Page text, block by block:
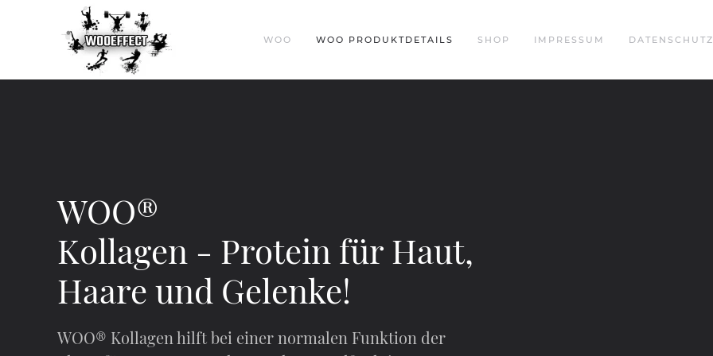
WOO WOO PRODUKTDETAILS SHOP IMPRESSUM
WOO®
Kollagen - Protein für Haut,
Haare und Gelenke!
WOO® Kollagen hilft bei einer normalen Funktion der